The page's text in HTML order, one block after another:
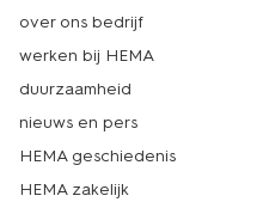
over ons bedrijf
werken bij HEMA
duurzaamheid
nieuws en pers
HEMA geschiedenis
HEMA zakelijk